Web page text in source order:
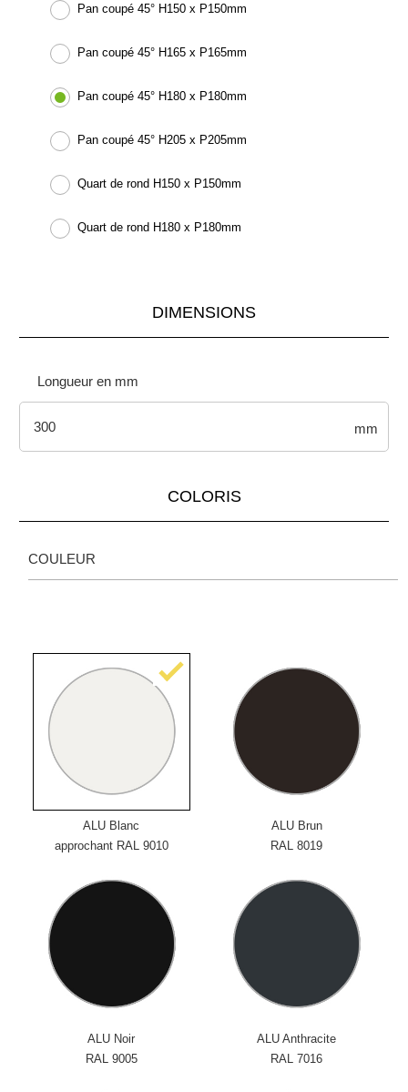
Pan coupé 45° H150 x P150mm
Pan coupé 45° H165 x P165mm
Pan coupé 45° H180 x P180mm
Pan coupé 45° H205 x P205mm
Quart de rond H150 x P150mm
Quart de rond H180 x P180mm
DIMENSIONS
Longueur en mm
mm
COLORIS
COULEUR
ALU Blanc
approchant RAL 9010
ALU Brun
RAL 8019
ALU Noir
RAL 9005
ALU Anthracite
RAL 7016